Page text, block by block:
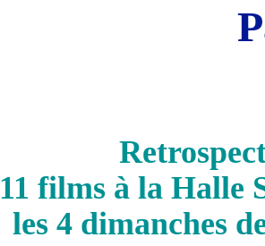
11 films à la Halle
les 4 dimanches